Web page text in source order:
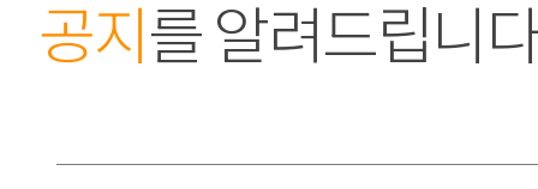
공지를 알려드립니